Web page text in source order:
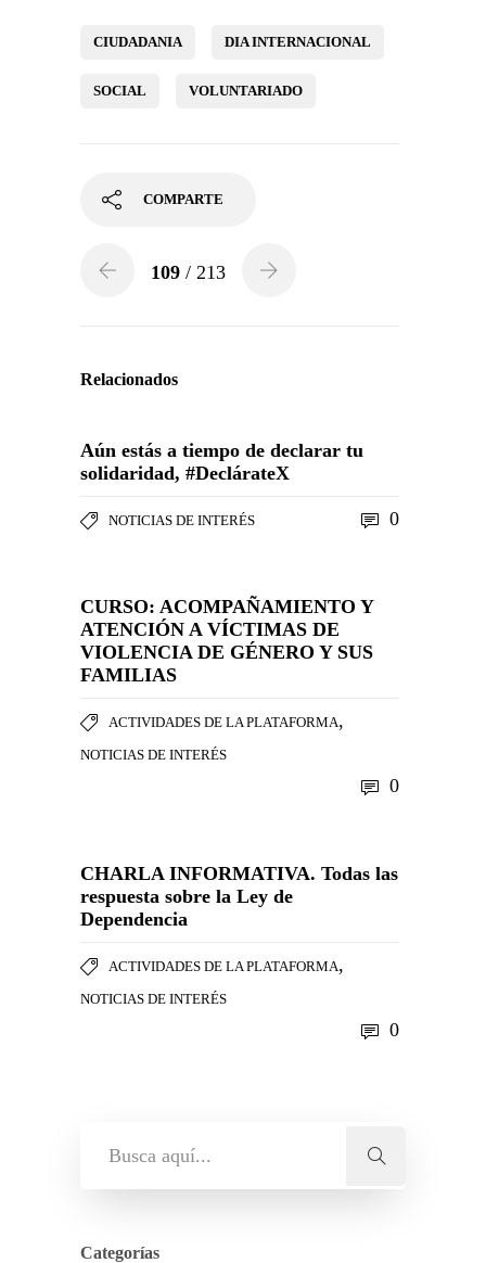
CIUDADANIA DIA INTERNACIONAL
SOCIAL VOLUNTARIADO
COMPARTE
109 / 213
Relacionados
Aún estás a tiempo de declarar tu
solidaridad, #DeclárateX
NOTICIAS DE INTERÉS 0
CURSO: ACOMPAÑAMIENTO Y
ATENCIÓN A VÍCTIMAS DE
VIOLENCIA DE GÉNERO Y SUS
FAMILIAS
ACTIVIDADES DE LA PLATAFORMA,
NOTICIAS DE INTERÉS
0
CHARLA INFORMATIVA. Todas las
respuesta sobre la Ley de
Dependencia
ACTIVIDADES DE LA PLATAFORMA,
NOTICIAS DE INTERÉS
0
Categorías